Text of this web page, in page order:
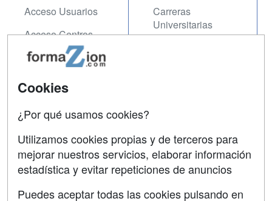
Acceso Usuarios
Acceso Centros
Carreras
Universitarias
Contactar
Copyleft
Cookies
¿Por qué usamos cookies?
Utilizamos cookies propias y de terceros para
mejorar nuestros servicios, elaborar información
estadística y evitar repeticiones de anuncios
Puedes aceptar todas las cookies pulsando en